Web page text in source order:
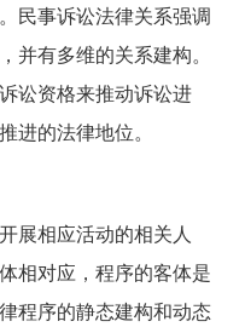
民事诉讼法律关系强调
并有多维的关系建构。
讼资格来推动诉讼进
进的法律地位。
展相应活动的相关人
相对应，程序的客体是
程序的静态建构和动态